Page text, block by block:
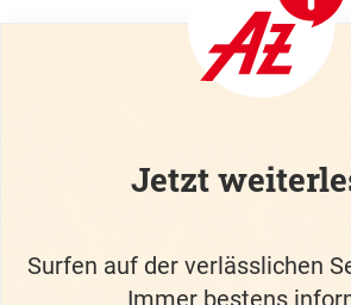
Jetzt
Surfen auf der verlässlichen
Immer bestens